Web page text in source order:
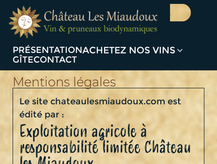
contenu
principal
de
produits
0
PRÉSENTATIONACHETEZ NOS VINS
GÎTECONTACT
Mentions légales
Le site chateaulesmiaudoux.com est
édité par :
Exploitation agricole à
responsabilité limitée Château